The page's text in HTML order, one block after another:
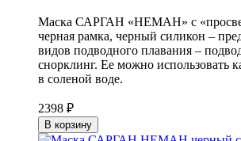
Маска САРГАН «НЕМАН» с
черная рамка, черный силикон –
видов подводного плавания –
снорклинг. Ее можно использовать
в соленой воде.
2398 ₽
В корзину